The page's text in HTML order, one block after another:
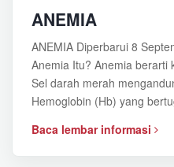
ANEMIA
ANEMIA Diperbarui 8
Anemia Itu? Anemia berarti
Sel darah merah
Hemoglobin (Hb) yang
Baca lembar informasi